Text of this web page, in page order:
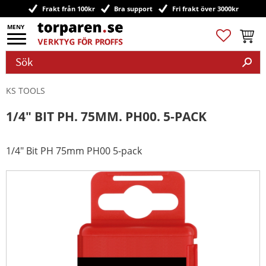
Meny
Frakt från 100kr Bra support Fri frakt över 3000kr
Favoriter
KS TOOLS
1/4" BIT PH. 75MM. PH00. 5-PACK
1/4" Bit PH 75mm PH00 5-pack